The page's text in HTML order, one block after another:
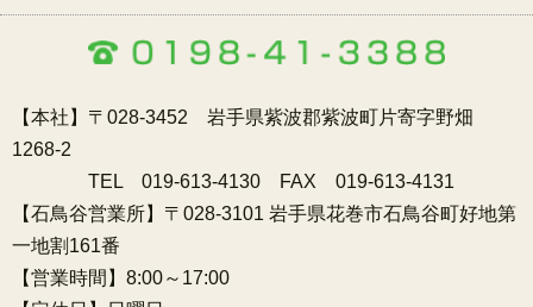
【本社】〒028-3452 岩手県紫波郡紫波町片寄字野畑
1268-2
TEL 019-613-4130 FAX 019-613-4131
【石鳥谷営業所】〒028-3101 岩手県花巻市石鳥谷町好地第
一地割161番
【営業時間】8:00～17:00